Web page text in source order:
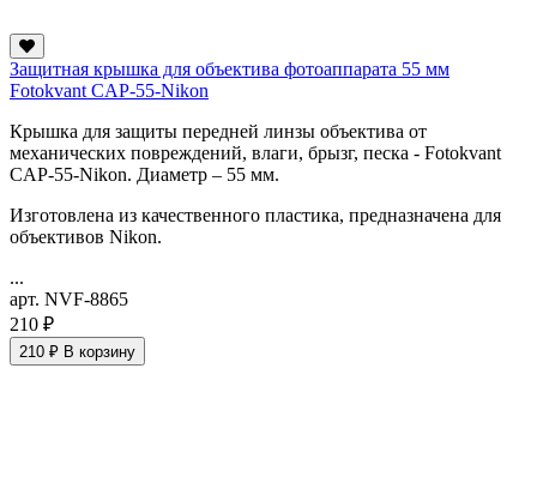
Защитная крышка для объектива фотоаппарата 55 мм
Fotokvant CAP-55-Nikon
Крышка для защиты передней линзы объектива от
механических повреждений, влаги, брызг, песка - Fotokvant
CAP-55-Nikon. Диаметр – 55 мм.
Изготовлена из качественного пластика, предназначена для
объективов Nikon.
...
арт. NVF-8865
210 ₽
210 ₽ В корзину